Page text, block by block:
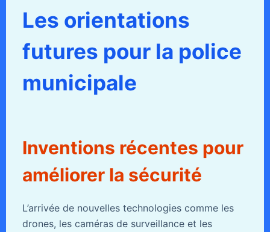
Les orientations
futures pour la police
municipale
Inventions récentes pour
améliorer la sécurité
L’arrivée de nouvelles technologies comme les
drones, les caméras de surveillance et les